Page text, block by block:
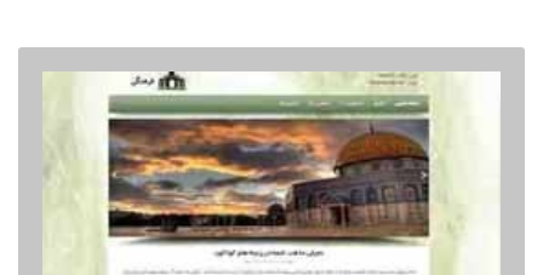
قالب - ABQ01
پیش نمایش